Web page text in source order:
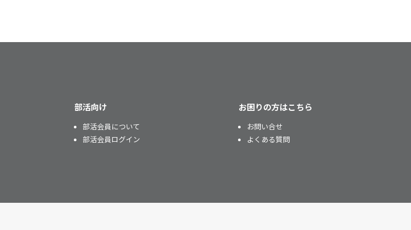
部活向け
部活会員について
部活会員ログイン
お困りの方はこちら
お問い合せ
よくある質問